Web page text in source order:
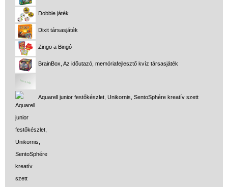
Dobble játék
Dixit társasjáték
Zingo a Bingó
BrainBox, Az időutazó, memóriafejlesztő kvíz társasjáték
Aquarell junior festőkészlet, Unikornis, SentoSphére kreatív szett